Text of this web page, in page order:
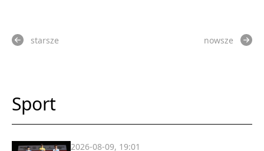
starsze nowsze
Sport
2026-08-09, 19:01